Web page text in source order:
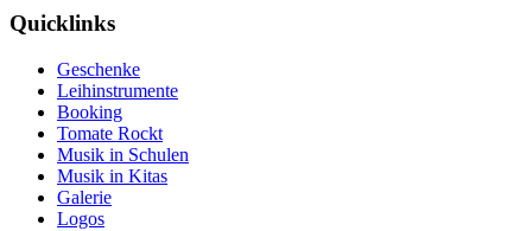
Quicklinks
Geschenke
Leihinstrumente
Booking
Tomate Rockt
Musik in Schulen
Musik in Kitas
Galerie
Logos